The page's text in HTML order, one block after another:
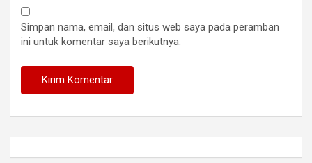
Simpan nama, email, dan situs web saya pada peramban
ini untuk komentar saya berikutnya.